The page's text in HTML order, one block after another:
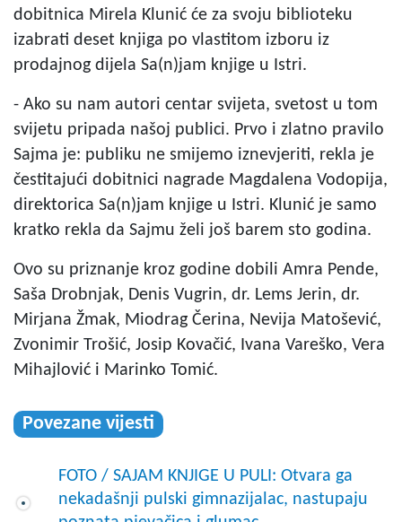
dobitnica Mirela Klunić će za svoju biblioteku
izabrati deset knjiga po vlastitom izboru iz
prodajnog dijela Sa(n)jam knjige u Istri.
- Ako su nam autori centar svijeta, svetost u tom
svijetu pripada našoj publici. Prvo i zlatno pravilo
Sajma je: publiku ne smijemo iznevjeriti, rekla je
čestitajući dobitnici nagrade Magdalena Vodopija,
direktorica Sa(n)jam knjige u Istri. Klunić je samo
kratko rekla da Sajmu želi još barem sto godina.
Ovo su priznanje kroz godine dobili Amra Pende,
Saša Drobnjak, Denis Vugrin, dr. Lems Jerin, dr.
Mirjana Žmak, Miodrag Čerina, Nevija Matošević,
Zvonimir Trošić, Josip Kovačić, Ivana Vareško, Vera
Mihajlović i Marinko Tomić.
Povezane vijesti
FOTO / SAJAM KNJIGE U PULI: Otvara ga
nekadašnji pulski gimnazijalac, nastupaju